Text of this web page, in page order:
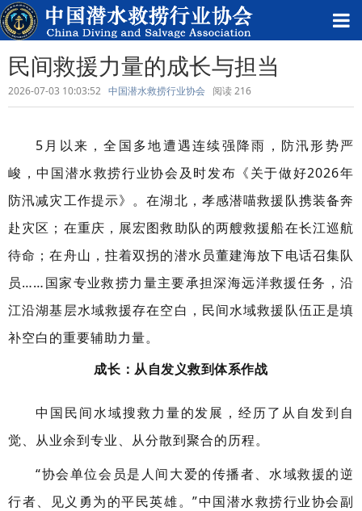
民间救援力量的成长与担当
2026-07-03 10:03:52 中国潜水救捞行业协会 阅读216
5月以来，全国多地遭遇连续强降雨，防汛形势严
峻，中国潜水救捞行业协会及时发布《关于做好2026年
防汛减灾工作提示》。在湖北，孝感潜喵救援队携装备奔
赴灾区；在重庆，展宏图救助队的两艘救援船在长江巡航
待命；在舟山，拄着双拐的潜水员董建海放下电话召集队
员……国家专业救捞力量主要承担深海远洋救援任务，沿
江沿湖基层水域救援存在空白，民间水域救援队伍正是填
补空白的重要辅助力量。
成长：从自发义救到体系作战
中国民间水域搜救力量的发展，经历了从自发到自
觉、从业余到专业、从分散到聚合的历程。
“协会单位会员是人间大爱的传播者、水域救援的逆
行者、见义勇为的平民英雄。”中国潜水救捞行业协会副